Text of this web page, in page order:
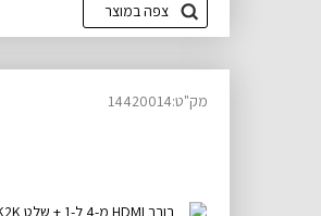
צפה במוצר
מק"ט:14420014